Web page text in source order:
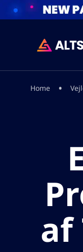
Home •
af